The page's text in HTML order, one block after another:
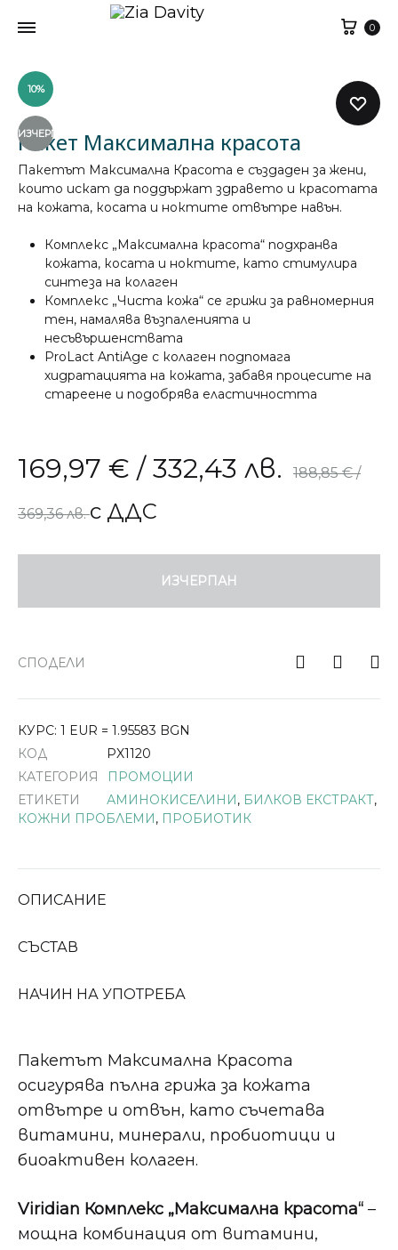
0
10%
ИЗЧЕРПАН
Пакет Максимална красота
Пакетът Максимална Красота е създаден за жени,
които искат да поддържат здравето и красотата
на кожата, косата и ноктите отвътре навън.
Комплекс „Максимална красота“ подхранва
кожата, косата и ноктите, като стимулира
синтеза на колаген
Комплекс „Чиста кожа“ се грижи за равномерния
тен, намалява възпаленията и
несъвършенствата
ProLact AntiAge с колаген подпомага
хидратацията на кожата, забавя процесите на
стареене и подобрява еластичността
169,97 € / 332,43 лв. 188,85€/
369,36 лв.с ДДС
ИЗЧЕРПАН
СПОДЕЛИ
КУРС: 1 EUR = 1.95583 BGN
КОД
PX1120
КАТЕГОРИЯ
ПРОМОЦИИ
ЕТИКЕТИ
АМИНОКИСЕЛИНИ, БИЛКОВ ЕКСТРАКТ,
КОЖНИ ПРОБЛЕМИ, ПРОБИОТИК
ОПИСАНИЕ
СЪСТАВ
НАЧИН НА УПОТРЕБА
Пакетът Максимална Красота
осигурява пълна грижа за кожата
отвътре и отвън, като съчетава
витамини, минерали, пробиотици и
биоактивен колаген.
Viridian Комплекс „Максимална красота“ –
мощна комбинация от витамини,